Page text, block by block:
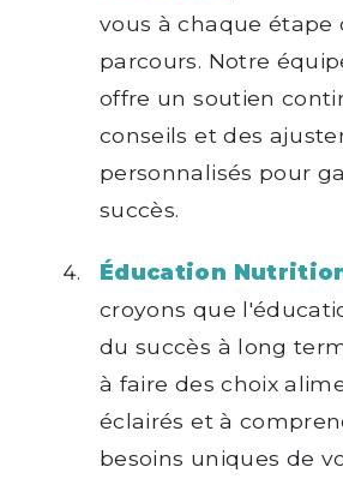
vous à chaque étape
parcours. Notre
offre un soutien
conseils et des
personnalisés pour
succès.
Éducation
croyons que
du succès à long
à faire des choix
éclairés et à
besoins uniques de